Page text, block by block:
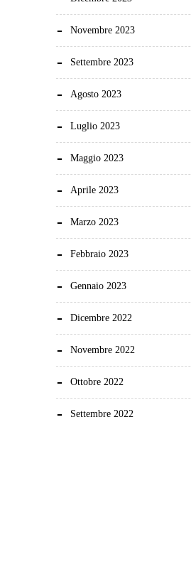
Novembre 2023
Settembre 2023
Agosto 2023
Luglio 2023
Maggio 2023
Aprile 2023
Marzo 2023
Febbraio 2023
Gennaio 2023
Dicembre 2022
Novembre 2022
Ottobre 2022
Settembre 2022